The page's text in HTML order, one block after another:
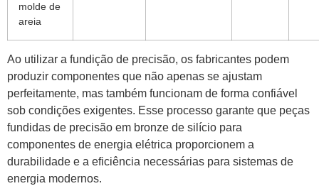
molde de
areia
Ao utilizar a fundição de precisão, os fabricantes podem
produzir componentes que não apenas se ajustam
perfeitamente, mas também funcionam de forma confiável
sob condições exigentes. Esse processo garante que peças
fundidas de precisão em bronze de silício para
componentes de energia elétrica proporcionem a
durabilidade e a eficiência necessárias para sistemas de
energia modernos.